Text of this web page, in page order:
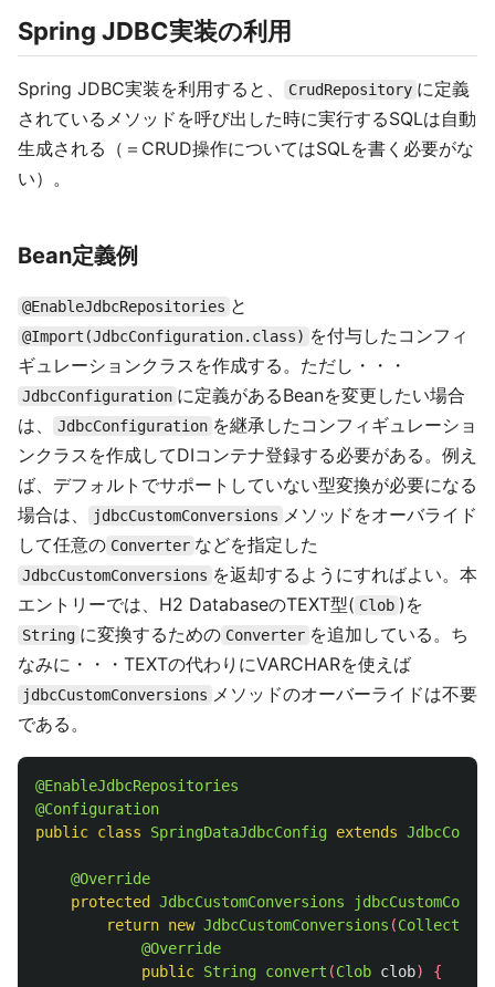
Spring JDBC実装の利用
Spring JDBC実装を利用すると、 CrudRepository に定義
されているメソッドを呼び出した時に実行するSQLは自動
生成される（＝CRUD操作についてはSQLを書く必要がな
い）。
Bean定義例
@EnableJdbcRepositories と
@Import(JdbcConfiguration.class) を付与したコンフィ
ギュレーションクラスを作成する。ただし・・・
JdbcConfiguration に定義があるBeanを変更したい場合
は、
JdbcConfiguration を継承したコンフィギュレーショ
ンクラスを作成してDIコンテナ登録する必要がある。例え
ば、デフォルトでサポートしていない型変換が必要になる
場合は、
jdbcCustomConversions メソッドをオーバライド
して任意の Converter などを指定した
JdbcCustomConversions を返却するようにすればよい。本
エントリーでは、H2 DatabaseのTEXT型( Clob )を
String に変換するための Converter を追加している。ち
なみに・・・TEXTの代わりにVARCHARを使えば
jdbcCustomConversions メソッドのオーバーライドは不要
である。
@EnableJdbcRepositories
@Configuration
public class SpringDataJdbcConfig extends
@Override
protected
JdbcCustomConversions
return new JdbcCustomConversions (Collections
@Override
public String convert (Clob clob)
{